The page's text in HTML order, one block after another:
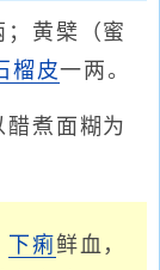
；黄檗（蜜
榴皮一两。
醋煮面糊为
下痢鲜血，